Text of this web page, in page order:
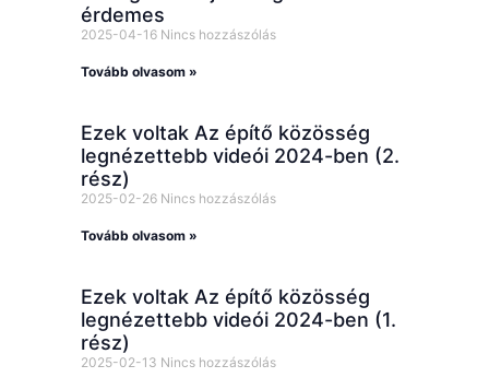
érdemes
2025-04-16 Nincs hozzászólás
Tovább olvasom »
Ezek voltak Az építő közösség
legnézettebb videói 2024-ben (2.
rész)
2025-02-26 Nincs hozzászólás
Tovább olvasom »
Ezek voltak Az építő közösség
legnézettebb videói 2024-ben (1.
rész)
2025-02-13 Nincs hozzászólás